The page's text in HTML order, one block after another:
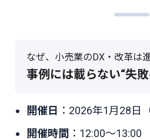
なぜ、小売業のDX・改革は
事例には載らない“失
開催日 ：2026年1月28日
開催時間 ：12:00～13:00